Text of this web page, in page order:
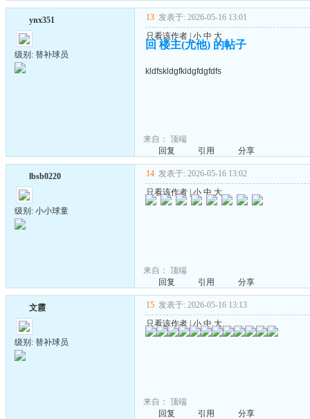
ynx351
级别: 替补球员
13 发表于: 2026-05-16 13:01
只看该作者 小 中 大
回 楼主(尤他) 的帖子
kldfskldgfkldgfdgfdfs
来自： 顶端
回复
引用 分享
lbsb0220
级别: 小小球童
14 发表于: 2026-05-16 13:02
只看该作者 |小 中 大
来自： 顶端
回复
引用 分享
文霞
级别: 替补球员
15 发表于: 2026-05-16 13:13
只看该作者 |小 中 大
来自： 顶端
回复
引用 分享